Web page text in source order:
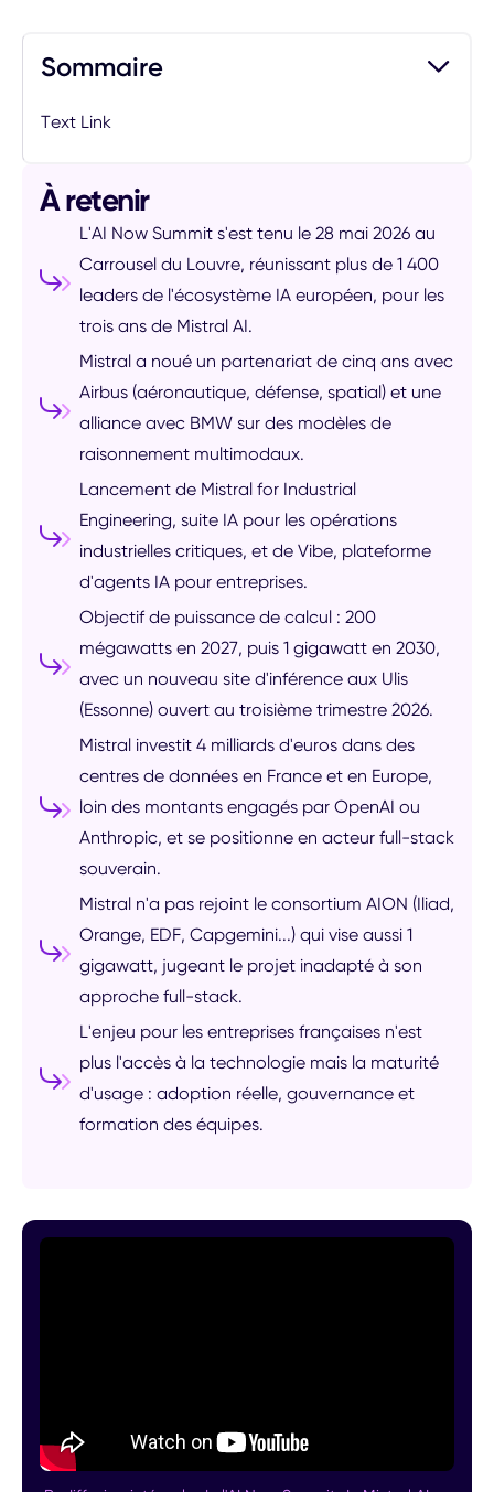
À retenir
L'AI Now Summit s'est tenu le 28 mai 2026 au
Carrousel du Louvre, réunissant plus de 1 400
leaders de l'écosystème IA européen, pour les
trois ans de Mistral AI.
Mistral a noué un partenariat de cinq ans avec
Airbus (aéronautique, défense, spatial) et une
alliance avec BMW sur des modèles de
raisonnement multimodaux.
Lancement de Mistral for Industrial
Engineering, suite IA pour les opérations
industrielles critiques, et de Vibe, plateforme
d'agents IA pour entreprises.
Objectif de puissance de calcul : 200
mégawatts en 2027, puis 1 gigawatt en 2030,
avec un nouveau site d'inférence aux Ulis
(Essonne) ouvert au troisième trimestre 2026.
Mistral investit 4 milliards d'euros dans des
centres de données en France et en Europe,
loin des montants engagés par OpenAI ou
Anthropic, et se positionne en acteur full-stack
souverain.
Mistral n'a pas rejoint le consortium AION (Iliad,
Orange, EDF, Capgemini...) qui vise aussi 1
gigawatt, jugeant le projet inadapté à son
approche full-stack.
L'enjeu pour les entreprises françaises n'est
plus l'accès à la technologie mais la maturité
d'usage : adoption réelle, gouvernance et
formation des équipes.
Sommaire
Text Link